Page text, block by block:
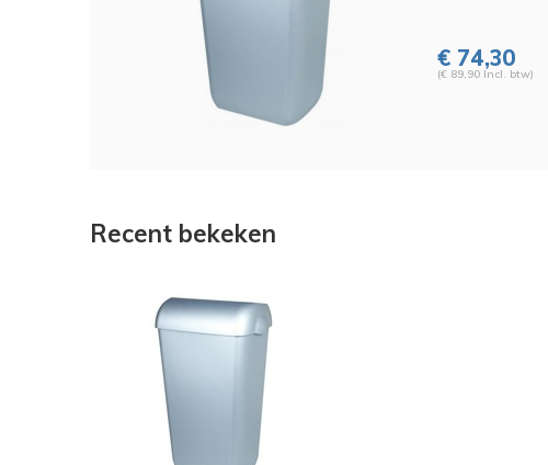
€ 74,30
(€ 89,90 Incl. btw)
Recent bekeken